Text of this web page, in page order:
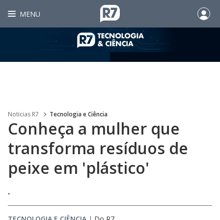
MENU
Noticias R7 Tecnologia e Ciência
Conheça a mulher que
transforma resíduos de
peixe em 'plástico'
.